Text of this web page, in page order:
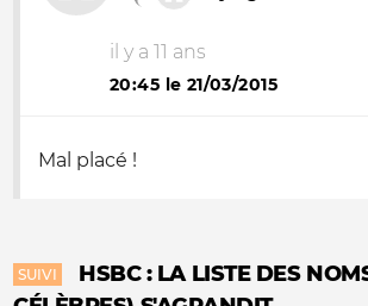
il y a 11 ans
20:45 le 21/03/2015
Mal placé !
SUIVI
HSBC : LA LISTE DES